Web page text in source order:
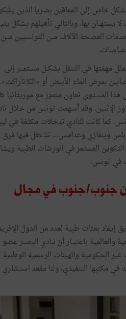
خاص إلى المعاقين بصريا الذين
بها، وبالتالي تأهيلهم بشكل
المصحة الآلاف مــن التونسيين
في التنقل بشكــل مستمـــر إلى
بمرض الماء الأبيض أو «الكاتاراكت».
هذا المستوى تعاون متميّز مع موريتانيا
لا يتجاوز الإثنين. وقد أسهمت تونس من خلال
كما كانت للنادي تدخلات مكثّفة في
وبنغازي وغدامس... تشتغل فيها فرق
المستمر في الورشات الطبية
في تونس.
جنوب/جنوب في مجال
بعثات طبية لعدد من الدول
باعتبــار أنّ نــادي البصــر عضو
الحكومية والهيئات الرسمية الوطنية
مكتبها التنفيذي، ولنا مقعد